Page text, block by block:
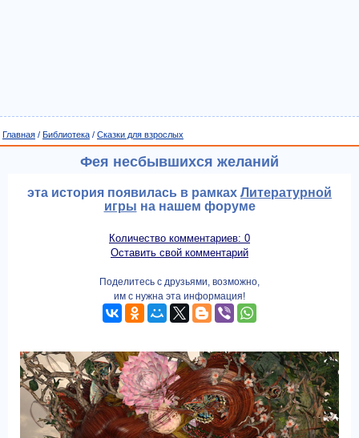
Главная / Библиотека / Сказки для взрослых
Фея несбывшихся желаний
эта история появилась в рамках Литературной
игры на нашем форуме
Количество комментариев: 0
Оставить свой комментарий
Поделитесь с друзьями, возможно,
им с нужна эта информация!